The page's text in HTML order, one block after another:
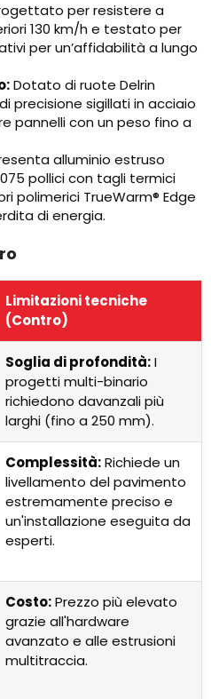
per resistere a
130 km/h e testato per
per un’affidabilità a lungo
Dotato di ruote Delrin
precisione sigillati in acciaio
pannelli con un peso fino a
alluminio estruso
pollici con tagli termici
polimerici TrueWarm® Edge
di energia.
Limitazioni tecniche
(Contro)
Soglia di profondità:I
progetti multi-binario
richiedono davanzali più
larghi (fino a 250 mm).
Complessità:Richiede un
livellamento del pavimento
estremamente preciso e
un'installazione eseguita da
esperti.
Costo:Prezzo più elevato
grazie all'hardware
avanzato e alle estrusioni
multitraccia.